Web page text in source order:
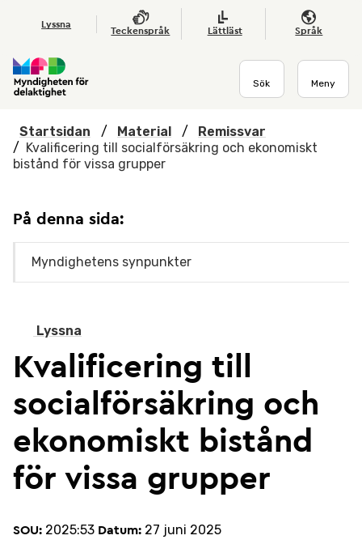
Hoppa till huvudmenyn
Lyssna
Teckenspråk Lättläst Språk
Sök Meny
Startsidan / Material /
Remissvar
/ Kvalificering till socialförsäkring och ekonomiskt
bistånd för vissa grupper
Lyssna
Kvalificering till
socialförsäkring och
ekonomiskt bistånd
för vissa grupper
SOU: 2025:53 Datum: 27 juni 2025
På denna sida:
Myndighetens synpunkter